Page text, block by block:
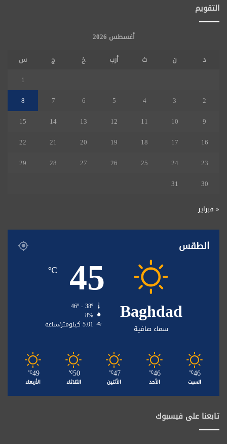
التقويم
أغسطس 2026
د
ن ث أرب خ ج
س
1
2
3
4
5
6
7
8
9
10
11
12
13
14
15
16
17
18
19
20
21
22
23
24
25
26
27
28
29
30
31
« فبراير
الطقس
Baghdad
سماء صافية
45
℃
46º - 38º
8%
5.01 كيلومتر/ساعة
46
℃
السبت
46
℃
الأحد
47
℃
الأثنين
50
℃
الثلاثاء
49
℃
الأربعاء
تابعنا على فيسبوك